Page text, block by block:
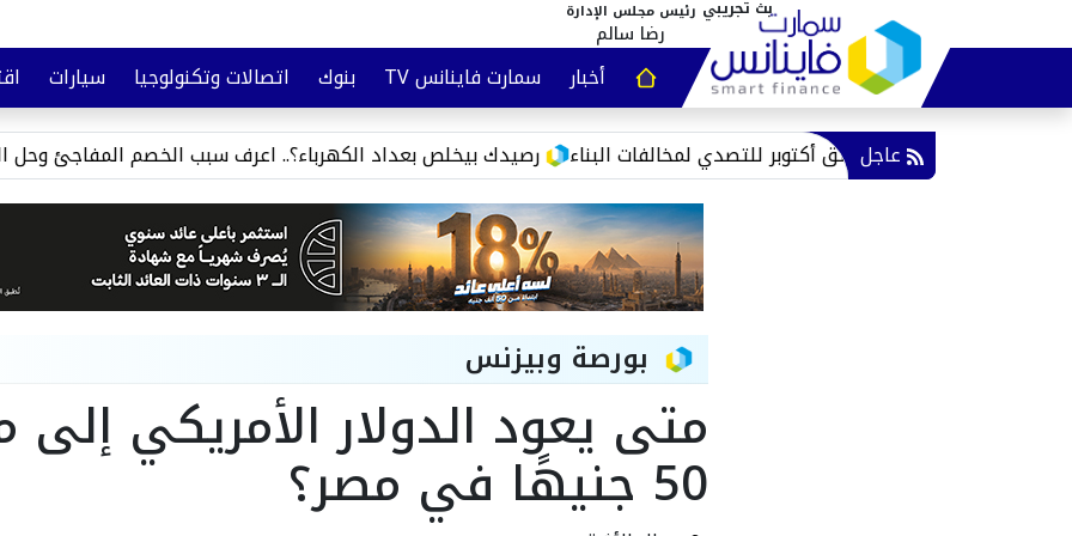
رئيس مجلس الإدارة
رضا سالم
أخبار
سمارت فاينانس TV بنوك اتصالات وتكنولوجيا سيارات
عقارات وتأمين
وعي مالي عاجل هل رصيدك بيخلص بعداد الكهرباء؟.. اعرف سبب الخصم المفاجئ وحل المشكلة حدائق أكتوبر للتصدي لمخالفات البناء
بورصة وبيزنس
متى يعود الدولار الأمريكي
50 جنيهًا في مصر؟